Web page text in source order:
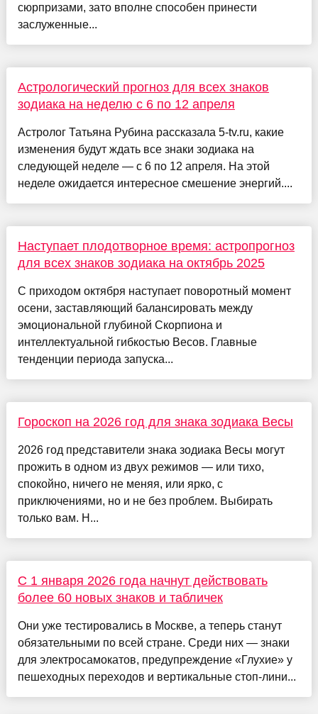
сюрпризами, зато вполне способен принести
заслуженные...
Астрологический прогноз для всех знаков
зодиака на неделю с 6 по 12 апреля
Астролог Татьяна Рубина рассказала 5-tv.ru, какие
изменения будут ждать все знаки зодиака на
следующей неделе — с 6 по 12 апреля. На этой
неделе ожидается интересное смешение энергий....
Наступает плодотворное время: астропрогноз
для всех знаков зодиака на октябрь 2025
С приходом октября наступает поворотный момент
осени, заставляющий балансировать между
эмоциональной глубиной Скорпиона и
интеллектуальной гибкостью Весов. Главные
тенденции периода запуска...
Гороскоп на 2026 год для знака зодиака Весы
2026 год представители знака зодиака Весы могут
прожить в одном из двух режимов — или тихо,
спокойно, ничего не меняя, или ярко, с
приключениями, но и не без проблем. Выбирать
только вам. Н...
С 1 января 2026 года начнут действовать
более 60 новых знаков и табличек
Они уже тестировались в Москве, а теперь станут
обязательными по всей стране. Среди них — знаки
для электросамокатов, предупреждение «Глухие» у
пешеходных переходов и вертикальные стоп-лини...